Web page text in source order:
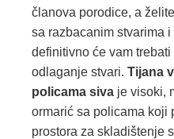
članova porodice, a
sa razbacanim stvarima i
definitivno će vam trebati
odlaganje stvari. Tijana
policama siva je visoki,
ormarić sa policama koji
prostora za skladištenje